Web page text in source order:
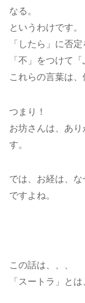
なる。
というわけです。
「したら」に否
「不」をつけて「
これらの言葉は、
つまり！
お坊さんは、あ
す。
では、お経は、な
ですよね。
この話は、、、
「スートラ」と